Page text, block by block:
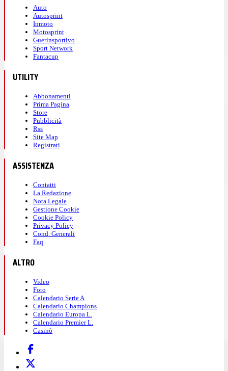
Auto
Autosprint
Inmoto
Motosprint
Guerinsportivo
Sport Network
Fantacup
UTILITY
Abbonamenti
Prima Pagina
Store
Pubblicità
Rss
Site Map
Registrati
ASSISTENZA
Contatti
La Redazione
Nota Legale
Gestione Cookie
Cookie Policy
Privacy Policy
Cond. Generali
Faq
ALTRO
Video
Foto
Calendario Serie A
Calendario Champions
Calendario Europa L.
Calendario Premier L.
Casinò